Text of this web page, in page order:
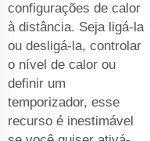
configurações de calor
à distância. Seja ligá-la
ou desligá-la, controlar
o nível de calor ou
definir um
temporizador, esse
recurso é inestimável